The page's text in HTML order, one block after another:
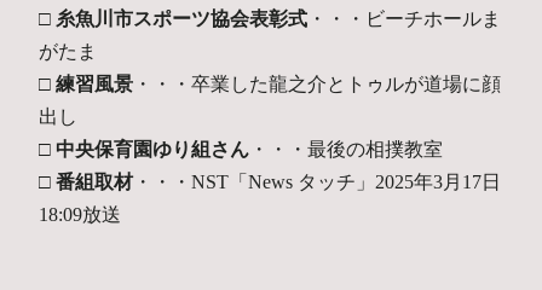
□ 糸魚川市スポーツ協会表彰式 ・・・ビーチホールま
がたま
□ 練習風景 ・・・卒業した龍之介とトゥルが道場に顔
出し
□ 中央保育園ゆり組さん ・・・最後の相撲教室
□ 番組取材・・・NST「News タッチ」2025年3月17日
18:09放送